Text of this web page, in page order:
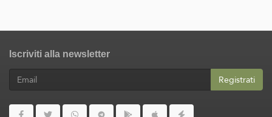
Iscriviti alla newsletter
Registrati